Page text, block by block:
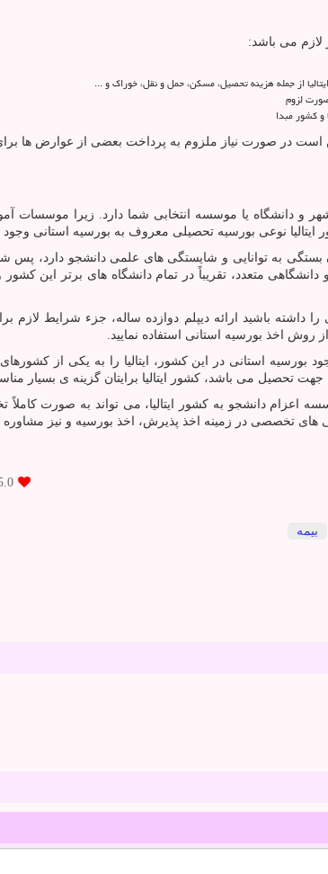
لازم می باشد:
از جمله هزینه تحصیل، مسکن، حمل و نقل، خوراک و ...
لزوم
و کشور مبدا
است در صورت نیاز ملزوم به ‌پرداخت بعضی از عوارض ها
شهر و دانشگاه یا موسسه انتخابی شما دارد. زیرا
ایتالیا نوعی بورسیه تحصیلی معروف به بورسیه استانی
بستگی به توانایی و شایستگی های علمی دانشجو دارد، پس
دانشگاهی متعدد، تقریباً در تمام دانشگاه های برتر این
باشید ارائه دیپلم دوازده ساله، جزء شرایط
اخذ بورسیه استانی استفاده نمایید.
بورسیه استانی در این کشور، ایتالیا را به یکی از
تحصیل می باشد، کشور ایتالیا برایتان گزینه ی بسیار
دانشجو به کشور ایتالیا، می تواند به صورت
های تخصصی در زمینه اخذ پذیرش، اخذ بورسیه و نیز مشاوره
بیمه